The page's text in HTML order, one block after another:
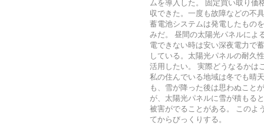
ムを導入した。 固定買い取り価
収できた。一度も故障などの不
蓄電池システムは発電したもの
みだ。 昼間の太陽光パネルによ
電できない時は安い深夜電力で
している。太陽光パネルの耐久
活用したい。 実際どうなるかは
私の住んでいる地域は冬でも晴
も、雪が降った後は思わぬこと
が、太陽光パネルに雪が積もる
被害がでることがある。 このよ
てからびっくりする。